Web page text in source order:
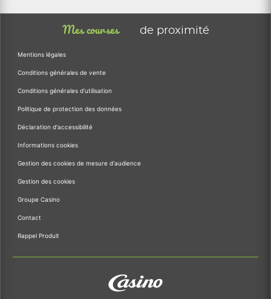
Mes courses de proximité
Mentions légales
Conditions générales de vente
Conditions générales d'utilisation
Politique de protection des données
Déclaration d'accessibilité
Informations cookies
Gestion des cookies de mesure d'audience
Gestion des cookies
Groupe Casino
Contact
Rappel Produit